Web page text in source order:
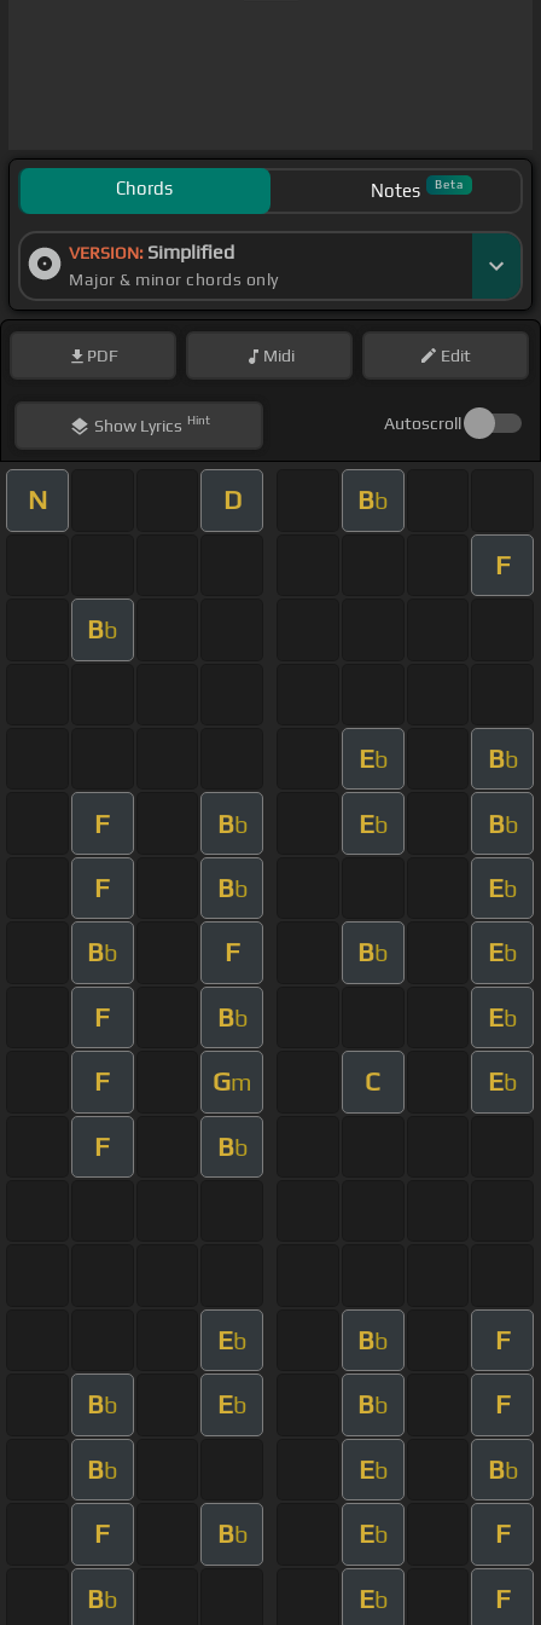
Chords Notes Beta
VERSION: Simplified
Major & minor chords only
PDF Midi Edit
ShowLyrics Hint Autoscroll
N D Bb
F
Bb
Eb Bb
F Bb Eb Bb
F Bb Eb
Bb F Bb Eb
F Bb Eb
F Gm C Eb
F Bb
Eb Bb F
Bb Eb Bb F
Bb Eb Bb
F Bb Eb F
Bb Eb F